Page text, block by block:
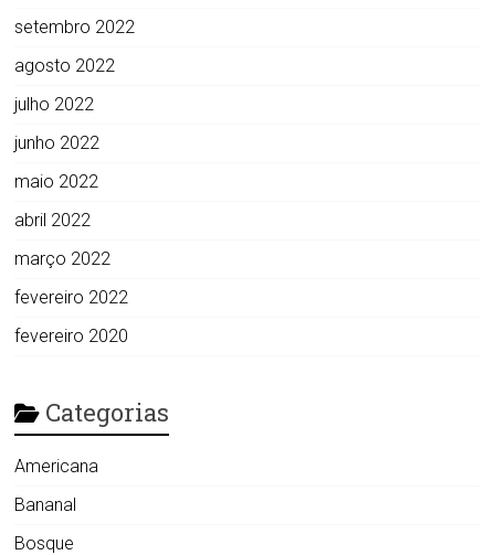
setembro 2022
agosto 2022
julho 2022
junho 2022
maio 2022
abril 2022
março 2022
fevereiro 2022
fevereiro 2020
Categorias
Americana
Bananal
Bosque